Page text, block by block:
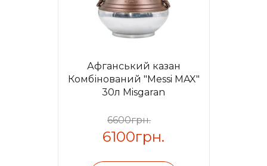
Афганський казан
Комбінований "Messi MAX"
30л Misgaran
6600грн.
6100грн.